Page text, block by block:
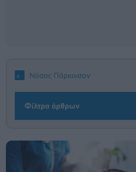
Νόσος Πάρκινσον
Φίλτρα άρθρων